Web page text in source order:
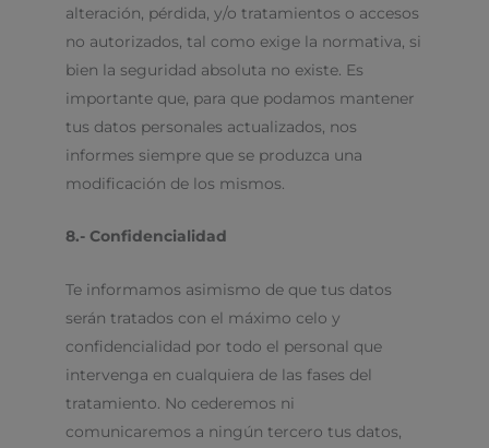
alteración, pérdida, y/o tratamientos o accesos
no autorizados, tal como exige la normativa, si
bien la seguridad absoluta no existe. Es
importante que, para que podamos mantener
tus datos personales actualizados, nos
informes siempre que se produzca una
modificación de los mismos.
8.- Confidencialidad
Te informamos asimismo de que tus datos
serán tratados con el máximo celo y
confidencialidad por todo el personal que
intervenga en cualquiera de las fases del
tratamiento. No cederemos ni
comunicaremos a ningún tercero tus datos,